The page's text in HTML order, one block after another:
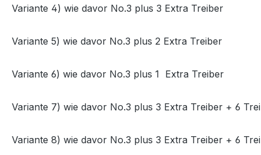
Variante 4) wie davor No.3 plus 3 Extra Treiber
Variante 5) wie davor No.3 plus 2 Extra Treiber
Variante 6) wie davor No.3 plus 1 Extra Treiber
Variante 7) wie davor No.3 plus 3 Extra Treiber + 6
Variante 8) wie davor No.3 plus 3 Extra Treiber + 6